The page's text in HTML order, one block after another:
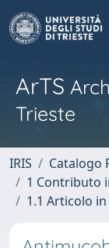
ArTS
Trieste
IRIS
Catalogo
1 Contributo
1.1 Articolo in